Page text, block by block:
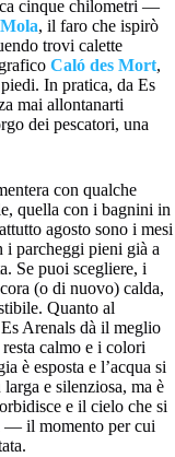
cinque chilometri —
, il faro che ispirò
trovi calette
Caló des Mort,
In pratica, da Es
mai allontanarti
dei pescatori, una
con qualche
quella con i bagnini in
agosto sono i mesi
parcheggi pieni già a
Se puoi scegliere, i
(o di nuovo) calda,
Quanto al
Arenals dà il meglio
calmo e i colori
è esposta e l’acqua si
e silenziosa, ma è
e il cielo che si
— il momento per cui